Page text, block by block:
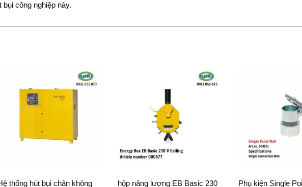
công nghiệp này.
thống hút bụi chân không
hộp năng lượng EB Basic 230
Phụ kiện Single